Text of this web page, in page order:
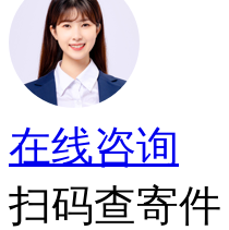
在线咨询
扫码查寄件